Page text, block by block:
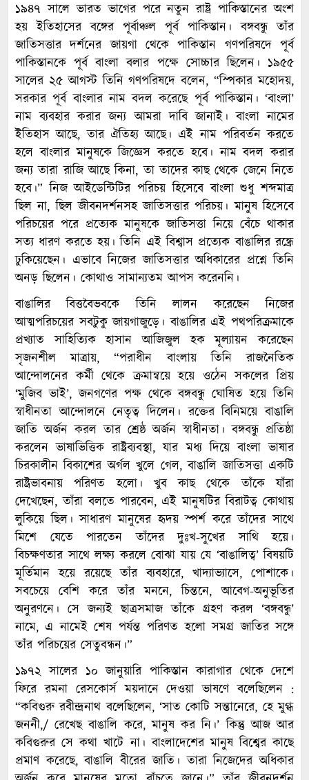
১৯৪৭ সালে ভারত ভাগের পরে নতুন রাষ্ট্র পাকিস্তানের অংশ
হয় ইতিহাসের বঙ্গের পূর্বাঞ্চল পূর্ব পাকিস্তান। বঙ্গবন্ধু তাঁর
জাতিসত্তার দর্শনের জায়গা থেকে পাকিস্তান গণপরিষদে পূর্ব
পাকিস্তানকে পূর্ব বাংলা বলার পক্ষে সোচ্চার ছিলেন। ১৯৫৫
সালের ২৫ আগস্ট তিনি গণপরিষদে বলেন, “স্পিকার মহোদয়,
সরকার পূর্ব বাংলার নাম বদল করেছে পূর্ব পাকিস্তান। ‘বাংলা’
নাম ব্যবহার করার জন্য আমরা দাবি জানাই। বাংলা নামের
ইতিহাস আছে, তার ঐতিহ্য আছে। এই নাম পরিবর্তন করতে
হলে বাংলার মানুষকে জিজ্ঞেস করতে হবে। নাম বদল করার
জন্য তারা রাজি আছে কিনা, তা তাদের কাছ থেকে জেনে নিতে
হবে।” নিজ আইডেন্টিটির পরিচয় হিসেবে বাংলা শুধু শব্দমাত্র
ছিল না, ছিল জীবনদর্শনসহ জাতিসত্তার পরিচয়। মানুষ হিসেবে
পরিচয়ের পরে প্রত্যেক মানুষকে জাতিসত্তা নিয়ে বেঁচে থাকার
সত্য ধারণ করতে হয়। তিনি এই বিশ্বাস প্রত্যেক বাঙালির রন্ধ্রে
ঢুকিয়েছেন। এভাবে নিজের জাতিসত্তার অধিকারের প্রশ্নে তিনি
অনড় ছিলেন। কোথাও সামান্যতম আপস করেননি।
বাঙালির বিত্তবৈভবকে তিনি লালন করেছেন নিজের
আত্মপরিচয়ের সবটুকু জায়গাজুড়ে। বাঙালির এই পথপরিক্রমাকে
প্রখ্যাত সাহিত্যিক হাসান আজিজুল হক মূল্যায়ন করেছেন
সৃজনশীল মাত্রায়, “পরাধীন বাংলায় তিনি রাজনৈতিক
আন্দোলনের কর্মী থেকে ক্রমান্বয়ে হয়ে ওঠেন সকলের প্রিয়
‘মুজিব ভাই’, জনগণের পক্ষ থেকে বঙ্গবন্ধু ঘোষিত হয়ে তিনি
স্বাধীনতা আন্দোলনে নেতৃত্ব দিলেন। রক্তের বিনিময়ে বাঙালি
জাতি অর্জন করল তার শ্রেষ্ঠ অর্জন স্বাধীনতা। বঙ্গবন্ধু প্রতিষ্ঠা
করলেন ভাষাভিত্তিক রাষ্ট্রব্যবস্থা, যার মধ্য দিয়ে বাংলা ভাষার
চিরকালীন বিকাশের অর্গল খুলে গেল, বাঙালি জাতিসত্তা একটি
রাষ্ট্রভাবনায় পরিণত হলো। খুব কাছ থেকে তাঁকে যাঁরা
দেখেছেন, তাঁরা বলতে পারবেন, এই মানুষটির বিরাটত্ব কোথায়
লুকিয়ে ছিল। সাধারণ মানুষের হৃদয় স্পর্শ করে তাঁদের সাথে
মিশে যেতে পারতেন তাঁদের দুঃখ-সুখের সাথি হয়ে।
বিচক্ষণতার সাথে লক্ষ্য করলে বোঝা যায় যে ‘বাঙালিত্ব’ বিষয়টি
মূর্তিমান হয়ে রয়েছে তাঁর ব্যবহারে, খাদ্যাভ্যাসে, পোশাকে।
সবচেয়ে বেশি করে তাঁর মননে, চিন্তনে, আবেগ-অনুভূতির
অনুরণনে। সে জন্যই ছাত্রসমাজ তাঁকে গ্রহণ করল ‘বঙ্গবন্ধু’
নামে, এ নামেই শেষ পর্যন্ত পরিণত হলো সমগ্র জাতির সঙ্গে
তাঁর পরিচয়ের সেতুবন্ধন।”
১৯৭২ সালের ১০ জানুয়ারি পাকিস্তান কারাগার থেকে দেশে
ফিরে রমনা রেসকোর্স ময়দানে দেওয়া ভাষণে বলেছিলেন :
“কবিগুরু রবীন্দ্রনাথ বলেছিলেন, ‘সাত কোটি সন্তানেরে, হে মুগ্ধ
জননী,/ রেখেছ বাঙালি করে, মানুষ কর নি।’ কিন্তু আজ আর
কবিগুরুর সে কথা খাটে না। বাংলাদেশের মানুষ বিশ্বের কাছে
প্রমাণ করেছে, বাঙালি বীরের জাতি। তারা নিজেদের অধিকার